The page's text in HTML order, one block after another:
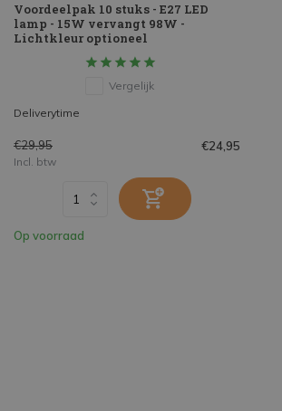
Voordeelpak 10 stuks - E27 LED
lamp - 15W vervangt 98W -
Lichtkleur optioneel
Vergelijk
Deliverytime
€29,95 €24,95
Incl. btw
Op voorraad